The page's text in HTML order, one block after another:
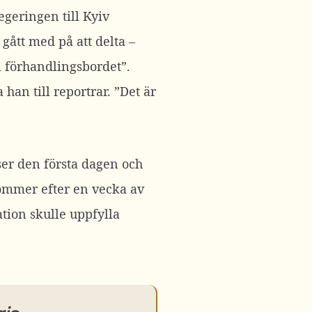
till Kyiv
med på att delta –
han till reportrar. ”Det är
den första dagen och
efter en vecka av
skulle uppfylla